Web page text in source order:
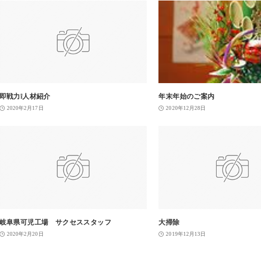
即戦力❕人材紹介
2020年2月17日
年末年始のご案内
2020年12月28日
岐阜県可児工場 サクセススタッフ
2020年2月20日
大掃除
2019年12月13日